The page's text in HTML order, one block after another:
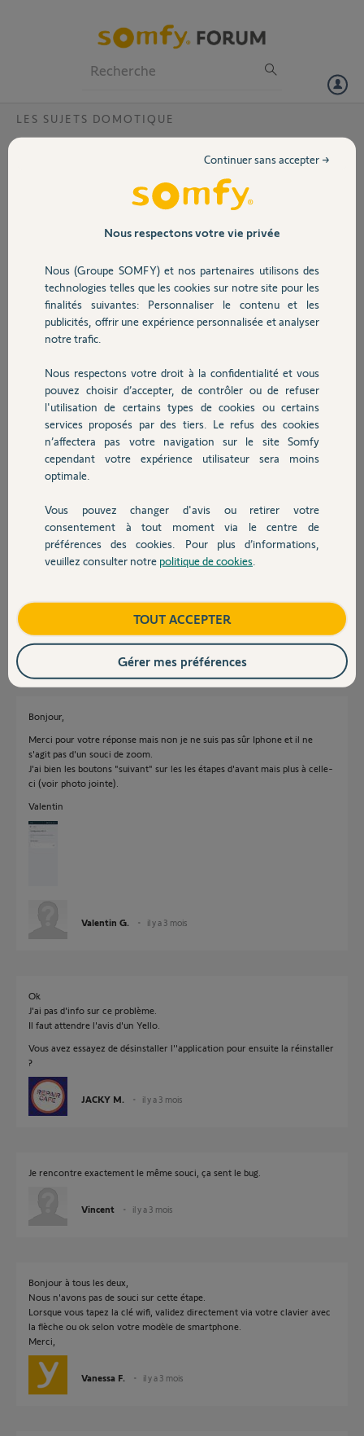
Volet
Sécurité
Domotique
Chauffage
Autres produits
Devis avec un pro
Contact
LES SUJETS DOMOTIQUE
Tahoma : impossible de valider le mot de
Suite à un change de box internet, je souhaite paramétrer de nouveau
la connexion wifi de la tahoma.
reconnue dans l'application, je peux choisir le réseau wifi mais
impossible de valider le mot de passe wifi sur la page de l'application
(pas de bouton "suivant" ou "valider")
Avez-vous une solution ?
Merci,
Valentin G.
il y a 3 mois
Participer au fil de discussion
Réponses
Bonsoir
https://www.youtube.com/shorts/8gPsav4P9uE
JACKY M. il y a 3 mois
Bonjour,
Merci pour votre réponse mais non je ne suis pas sûr Iphone et il ne
s'agit pas d'un souci de zoom.
J'ai bien les boutons "suivant" sur les les étapes d'avant mais plus à celle-
ci (voir photo jointe).
Valentin
Valentin G. il y a 3 mois
Ok
J'ai pas d'info sur ce problème.
Il faut attendre l'avis d'un Yello.
Vous avez essayez de désinstaller l''application pour ensuite la réinstaller
?
JACKY M. il y a 3 mois
Je rencontre exactement le même souci, ça sent le bug.
Vincent il y a 3 mois
Bonjour à tous les deux,
Nous n'avons pas de souci sur cette étape.
Lorsque vous tapez la clé wifi, validez directement via votre clavier avec
la flèche ou ok selon votre modèle de smartphone.
Merci,
Vanessa F. il y a 3 mois
Nous respectons votre vie privée
Nous (Groupe SOMFY) et nos partenaires utilisons des
technologies telles que les cookies sur notre site pour les
finalités suivantes: Personnaliser le contenu et les
publicités, offrir une expérience personnalisée et analyser
notre trafic.
Nous respectons votre droit à la confidentialité et vous
pouvez choisir d’accepter, de contrôler ou de refuser
l'utilisation de certains types de cookies ou certains
services proposés par des tiers. Le refus des cookies
n’affectera pas votre navigation sur le site Somfy
cependant votre expérience utilisateur sera moins
optimale.
Vous pouvez changer d'avis ou retirer votre
consentement à tout moment via le centre de
préférences des cookies. Pour plus d’informations,
veuillez consulter notre politique de cookies
Continuer sans accepter →
TOUT ACCEPTER
Gérer mes préférences